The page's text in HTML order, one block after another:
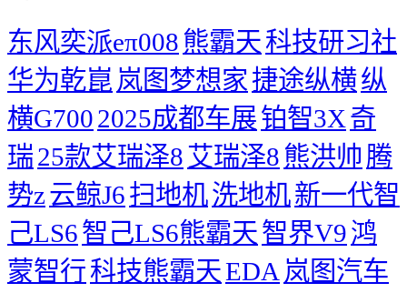
东风奕派eπ008 熊霸天科技研习社
华为乾崑 岚图梦想家 捷途纵横纵
横G7002025成都车展铂智3X奇
瑞25款艾瑞泽8艾瑞泽8 熊洪帅 腾
势z云鲸J6扫地机洗地机新一代智
己LS6智己LS6熊霸天智界V9鸿
蒙智行科技熊霸天EDA 岚图汽车